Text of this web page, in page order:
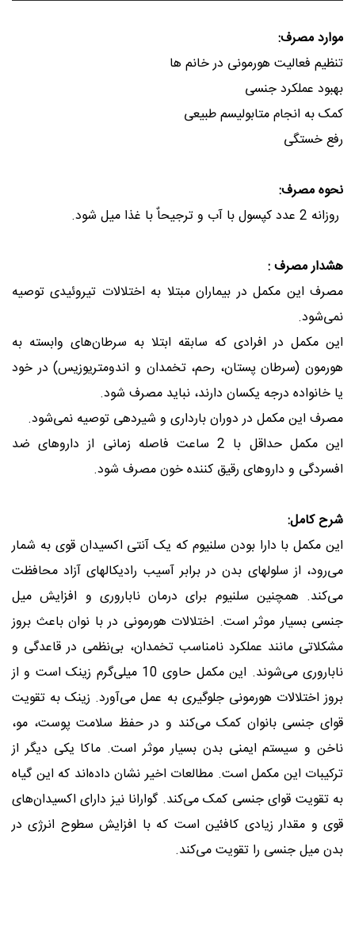
موارد مصرف:
تنظیم فعالیت هورمونی در خانم ها
بهبود عملکرد جنسی
کمک به انجام متابولیسم طبیعی
رفع خستگی
نحوه مصرف:
روزانه 2 عدد کپسول با آب و ترجیحاٌ با غذا میل شود
.
هشدار مصرف :
مصرف این مکمل در بیماران مبتلا به اختلالات تیروئیدی توصیه
نمی‌شود.
این مکمل در افرادی که سابقه ابتلا به سرطان‌های وابسته به
هورمون (سرطان پستان، رحم، تخمدان و اندومتریوزیس) در خود
یا خانواده درجه یکسان دارند، نباید مصرف شود.
مصرف این مکمل در دوران بارداری و شیردهی توصیه نمی‌شود.
این مکمل حداقل با 2 ساعت فاصله زمانی از داروهای ضد
افسردگی و داروهای رقیق کننده خون مصرف شود.
شرح کامل:
این مکمل با دارا بودن سلنیوم که یک آنتی اکسیدان قوی به شمار
می‌رود، از سلولهای بدن در برابر آسیب رادیکالهای آزاد محافظت
می‌کند. همچنین سلنیوم برای درمان ناباروری و افزایش میل
جنسی بسیار موثر است. اختلالات هورمونی در با نوان باعث بروز
مشکلاتی مانند عملکرد نامناسب تخمدان، بی‌نظمی در قاعدگی و
ناباروری می‌شوند. این مکمل حاوی 10 میلی‌گرم زینک است و از
بروز اختلالات هورمونی جلوگیری به عمل می‌آورد. زینک به تقویت
قوای جنسی بانوان کمک می‌کند و در حفظ سلامت پوست، مو،
ناخن و سیستم ایمنی بدن بسیار موثر است. ماکا یکی دیگر از
ترکیبات این مکمل است. مطالعات اخیر نشان داده‌اند که این گیاه
به تقویت قوای جنسی کمک می‌کند. گوارانا نیز دارای اکسیدان‌های
قوی و مقدار زیادی کافئین است که با افزایش سطوح انرژی در
بدن میل جنسی را تقویت می‌کند.